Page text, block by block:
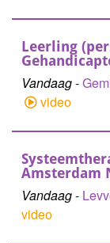
Leerling
Vandaag-
video
Amsterdam
Vandaag-
video